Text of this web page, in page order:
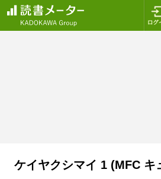
ケイヤクシマイ 1 (MFC キ